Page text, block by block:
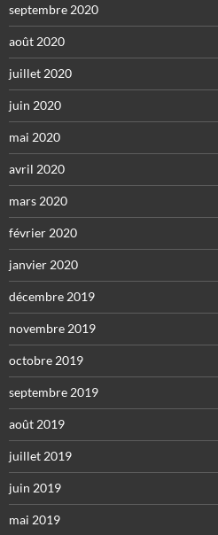
septembre 2020
août 2020
juillet 2020
juin 2020
mai 2020
avril 2020
mars 2020
février 2020
janvier 2020
décembre 2019
novembre 2019
octobre 2019
septembre 2019
août 2019
juillet 2019
juin 2019
mai 2019